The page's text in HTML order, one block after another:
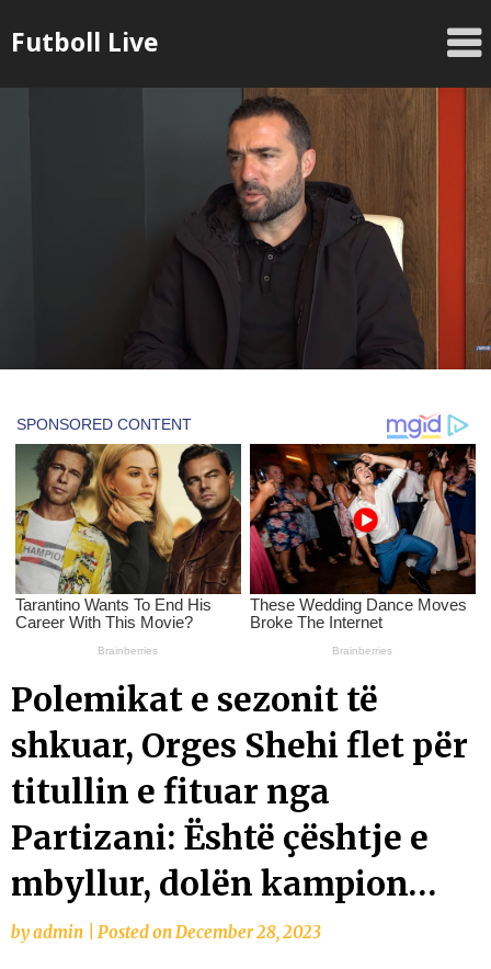
toFutboll Live
Polemikat e sezonit të
shkuar, Orges Shehi flet për
titullin e fituar nga
Partizani: Është çështje e
mbyllur, dolën kampion…
byadmin Posted onDecember 28, 2023